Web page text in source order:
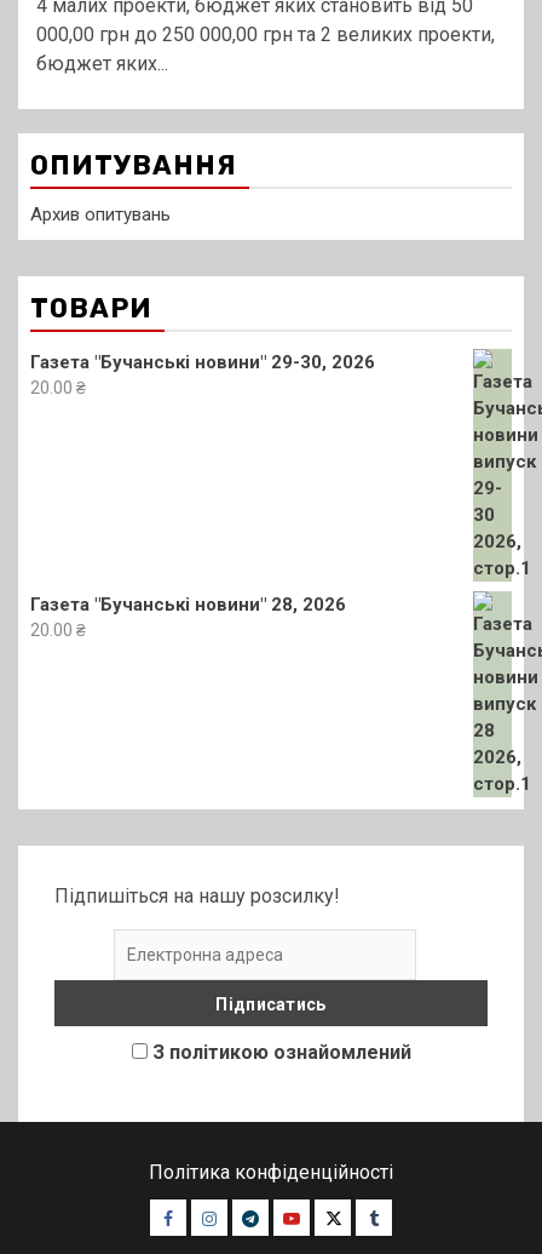
4 малих проекти, бюджет яких становить від 50
000,00 грн до 250 000,00 грн та 2 великих проекти,
бюджет яких...
ОПИТУВАННЯ
Архив опитувань
ТОВАРИ
Газета "Бучанські новини" 29-30, 2026
20.00 ₴
Газета "Бучанські новини" 28, 2026
20.00 ₴
Підпишіться на нашу розсилку!
З політикою ознайомлений
Політика конфіденційності
Facebook
Instagram
TelegramYoutubeTwitterTumblr